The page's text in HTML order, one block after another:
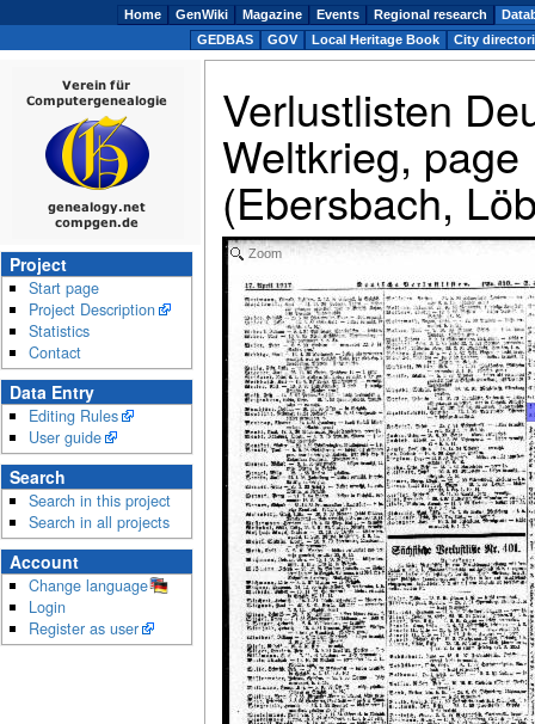
Verlustlisten
Weltkrieg,
(Ebersbach,
Zoom
Project
Start page
Project Description
Statistics
Contact
Data Entry
Editing Rules
User guide
Search
Search in this project
Search in all projects
Account
Change language
Login
Register as user
Home GenWiki Magazine Events Regional research
GEDBAS
GOV Local Heritage Book City